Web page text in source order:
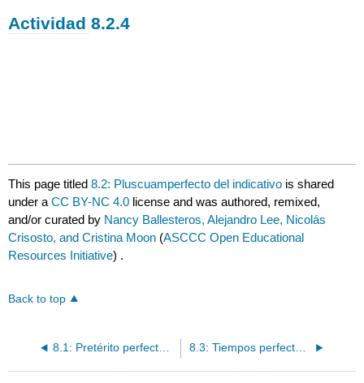
Actividad 8.2.4
This page titled8.2: Pluscuamperfecto del indicativo is shared
under aCC BY-NC 4.0 license and was authored, remixed,
and/or curated by Nancy Ballesteros, Alejandro Lee, Nicolás
Crisosto, and Cristina Moon (ASCCC Open Educational
Resources Initiative) .
Back to top
8.1: Pretérito perfecto del indicativo y pretérito perfecto del subjuntivo 8.3: Tiempos perfectos en situaciones hipotéticas